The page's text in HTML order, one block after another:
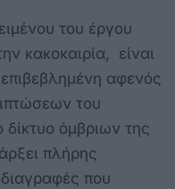
του έργου
κακοκαιρία, είναι
αφενός
του
όμβριων της
πλήρης
που